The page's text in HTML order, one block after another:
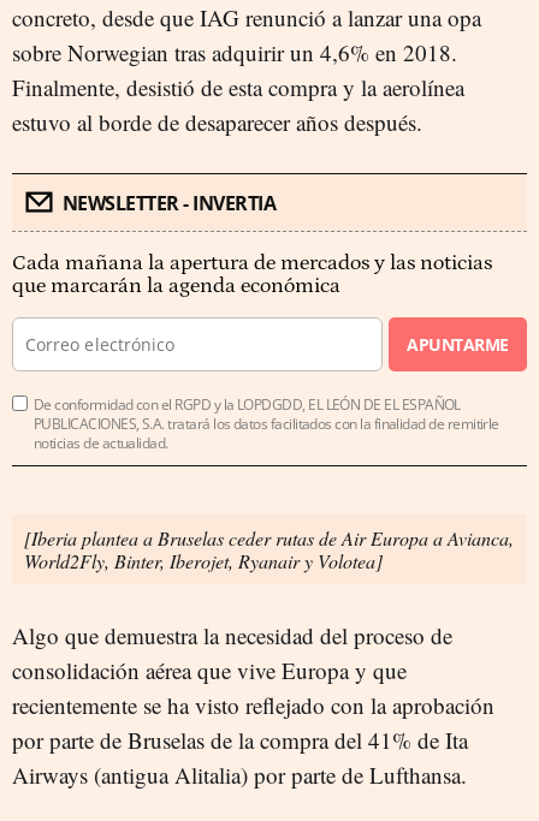
concreto, desde que IAG renunció a lanzar una opa
sobre Norwegian tras adquirir un 4,6% en 2018.
Finalmente, desistió de esta compra y la aerolínea
estuvo al borde de desaparecer años después.
NEWSLETTER - INVERTIA
Cada mañana la apertura de mercados y las noticias
que marcarán la agenda económica
APUNTARME
De conformidad con el RGPD y la LOPDGDD, EL LEÓN DE EL ESPAÑOL
PUBLICACIONES, S.A. tratará los datos facilitados con la finalidad de remitirle
noticias de actualidad.
[Iberia plantea a Bruselas ceder rutas de Air Europa a Avianca,
World2Fly, Binter, Iberojet, Ryanair y Volotea]
Algo que demuestra la necesidad del proceso de
consolidación aérea que vive Europa y que
recientemente se ha visto reflejado con la aprobación
por parte de Bruselas de la compra del 41% de Ita
Airways (antigua Alitalia) por parte de Lufthansa.